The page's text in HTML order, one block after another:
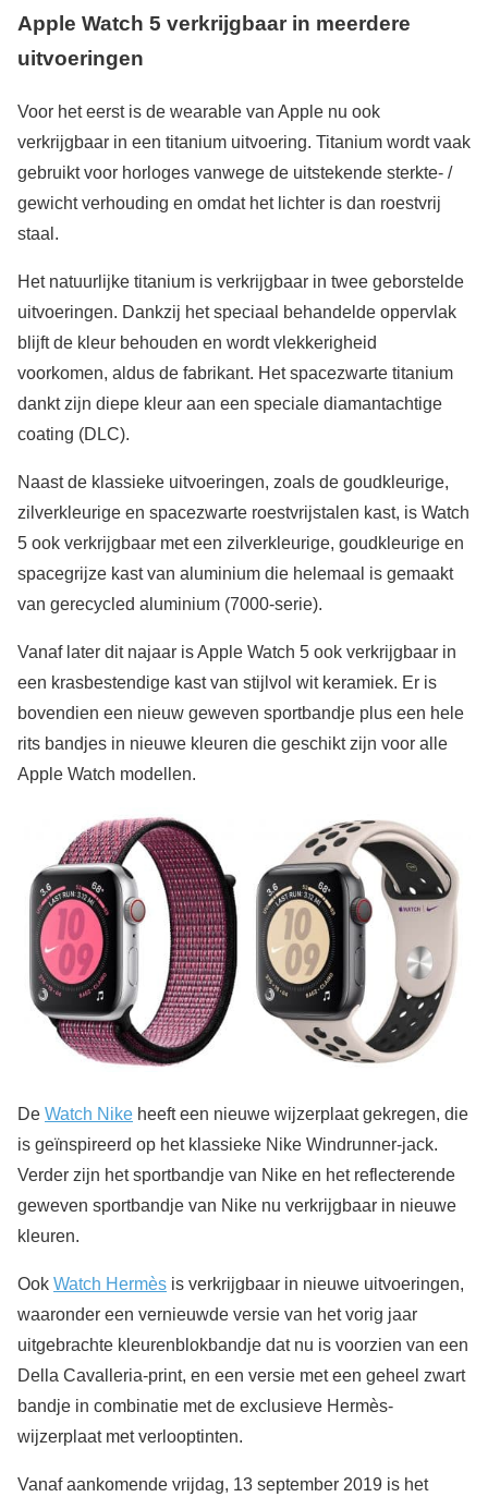
Apple Watch 5 verkrijgbaar in meerdere
uitvoeringen
Voor het eerst is de wearable van Apple nu ook
verkrijgbaar in een titanium uitvoering. Titanium wordt vaak
gebruikt voor horloges vanwege de uitstekende sterkte- /
gewicht verhouding en omdat het lichter is dan roestvrij
staal.
Het natuurlijke titanium is verkrijgbaar in twee geborstelde
uitvoeringen. Dankzij het speciaal behandelde oppervlak
blijft de kleur behouden en wordt vlekkerigheid
voorkomen, aldus de fabrikant. Het spacezwarte titanium
dankt zijn diepe kleur aan een speciale diamantachtige
coating (DLC).
Naast de klassieke uitvoeringen, zoals de goudkleurige,
zilverkleurige en spacezwarte roestvrijstalen kast, is Watch
5 ook verkrijgbaar met een zilverkleurige, goudkleurige en
spacegrijze kast van aluminium die helemaal is gemaakt
van gerecycled aluminium (7000-serie).
Vanaf later dit najaar is Apple Watch 5 ook verkrijgbaar in
een krasbestendige kast van stijlvol wit keramiek. Er is
bovendien een nieuw geweven sportbandje plus een hele
rits bandjes in nieuwe kleuren die geschikt zijn voor alle
Apple Watch modellen.
De Watch Nike heeft een nieuwe wijzerplaat gekregen, die
is geïnspireerd op het klassieke Nike Windrunner-jack.
Verder zijn het sportbandje van Nike en het reflecterende
geweven sportbandje van Nike nu verkrijgbaar in nieuwe
kleuren.
Ook Watch Hermès is verkrijgbaar in nieuwe uitvoeringen,
waaronder een vernieuwde versie van het vorig jaar
uitgebrachte kleurenblokbandje dat nu is voorzien van een
Della Cavalleria-print, en een versie met een geheel zwart
bandje in combinatie met de exclusieve Hermès-
wijzerplaat met verlooptinten.
Vanaf aankomende vrijdag, 13 september 2019 is het